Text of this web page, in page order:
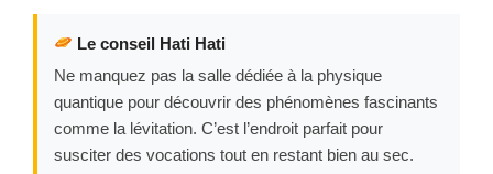
Le conseil Hati Hati
Ne manquez pas la salle dédiée à la physique
quantique pour découvrir des phénomènes fascinants
comme la lévitation. C’est l’endroit parfait pour
susciter des vocations tout en restant bien au sec.